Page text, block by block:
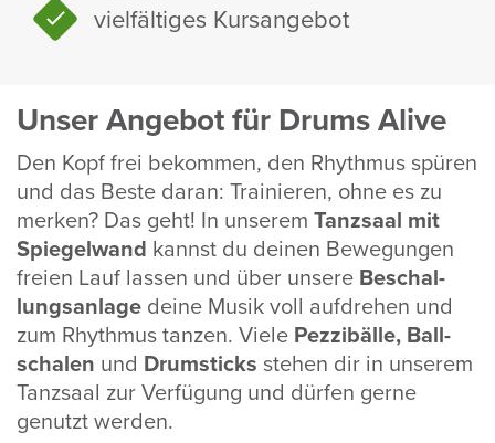
viel­fäl­tiges Kurs­an­gebot
Unser Angebot für Drums Alive
Den Kopf frei bekommen, den Rhythmus spüren
und das Beste daran: Trai­nieren, ohne es zu
merken? Das geht! In unserem Tanz­saal mit
Spie­gel­wand kannst du deinen Bewe­gungen
freien Lauf lassen und über unsere Beschal­
lungs­an­lage deine Musik voll aufdrehen und
zum Rhythmus tanzen. Viele Pezzi­bälle, Ball­
schalen und Drum­sticks stehen dir in unserem
Tanz­saal zur Verfü­gung und dürfen gerne
genutzt werden.